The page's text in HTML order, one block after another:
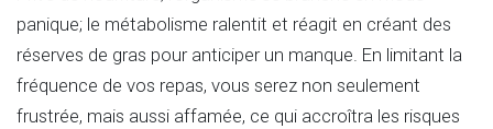
panique; le métabolisme ralentit et réagit en créant des
réserves de gras pour anticiper un manque. En limitant la
fréquence de vos repas, vous serez non seulement
frustrée, mais aussi affamée, ce qui accroîtra les risques